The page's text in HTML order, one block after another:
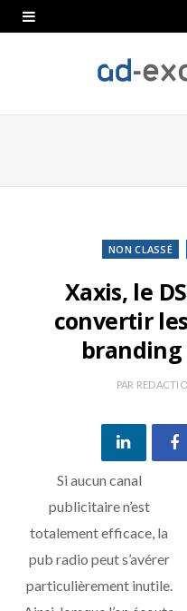
NON CLASSÉ
Xaxis, le
convertir
branding
PAR
Si aucun canal
publicitaire n’est
totalement efficace, la
pub radio peut s’avérer
particulièrement inutile.